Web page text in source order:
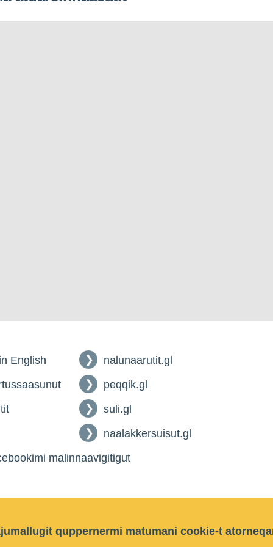
English
nalunaarutit.gl
peqqik.gl
suli.gl
naalakkersuisut.gl
malinnaavigitigut
quppernermi matumani cookie-t